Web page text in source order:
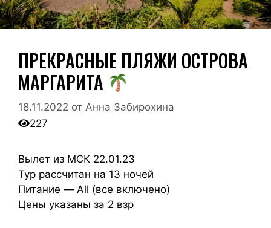
ПРЕКРАСНЫЕ ПЛЯЖИ ОСТРОВА
МАРГАРИТА
18.11.2022 от Анна Забирохина
227
Вылет из МСК 22.01.23
Тур рассчитан на 13 ночей
Питание — All (все включено)
Цены указаны за 2 взр